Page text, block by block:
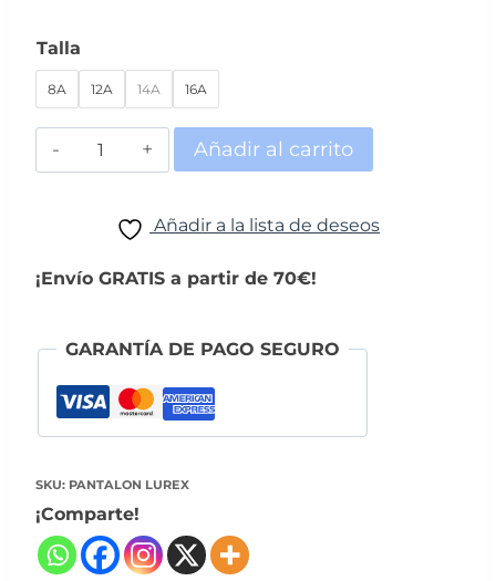
89,90€.53,95€.
Talla
8A 12A 14A 16A
Pantalón
Teen
Ancho
Añadir al carrito
Añadir a la lista de deseos
¡Envío GRATIS a partir de 70€!
GARANTÍA DE PAGO SEGURO
SKU: PANTALON LUREX
¡Comparte!